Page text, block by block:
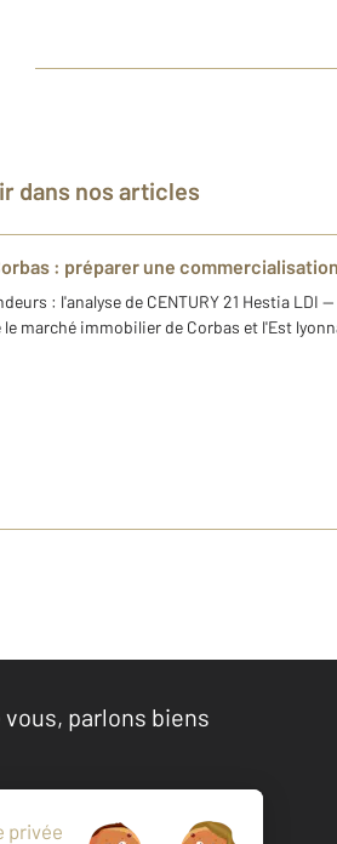
dans nos articles
: préparer une
: l'analyse de CENTURY 21 Hestia LDI
marché immobilier de Corbas et l'Est
vous, parlons biens